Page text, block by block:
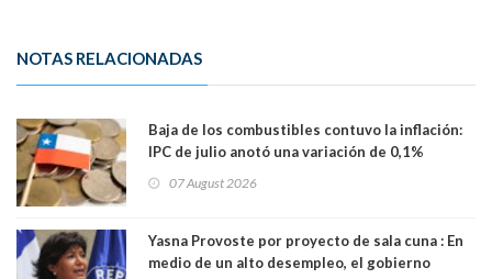
NOTAS RELACIONADAS
Baja de los combustibles contuvo la inflación:
IPC de julio anotó una variación de 0,1%
07 August 2026
Yasna Provoste por proyecto de sala cuna : En
medio de un alto desempleo, el gobierno